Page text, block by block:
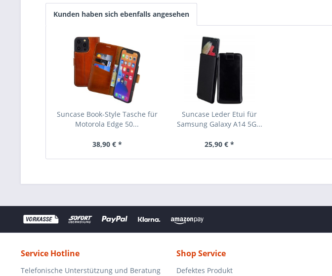
Kunden haben sich ebenfalls angesehen
Suncase Book-Style Tasche für
Motorola Edge 50...
38,90 € *
Suncase Leder Etui für
Samsung Galaxy A14 5G...
25,90 € *
Service Hotline
Telefonische Unterstützung und Beratung
Shop Service
Defektes Produkt